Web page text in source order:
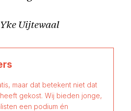
Uijtewaal
maar dat betekent niet dat
gekost. Wij bieden jonge,
een podium én